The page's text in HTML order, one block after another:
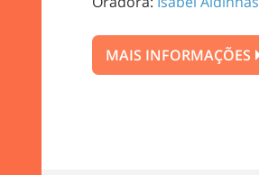
MAIS INFORMAÇÕES